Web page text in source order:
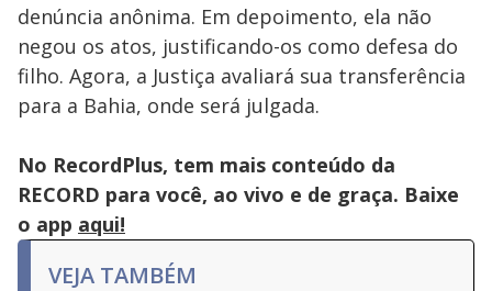
denúncia anônima. Em depoimento, ela não
negou os atos, justificando-os como defesa do
filho. Agora, a Justiça avaliará sua transferência
para a Bahia, onde será julgada.
No RecordPlus, tem mais conteúdo da
RECORD para você, ao vivo e de graça. Baixe
o app aqui!
VEJA TAMBÉM